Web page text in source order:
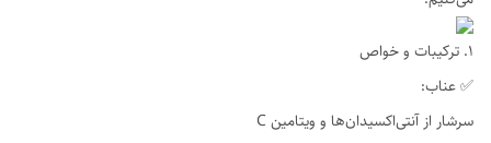
۱. ترکیبات و خواص
✅ عناب:
سرشار از آنتی‌اکسیدان‌ها و ویتامین C